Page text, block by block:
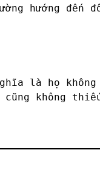
hướng đến
là họ không
không